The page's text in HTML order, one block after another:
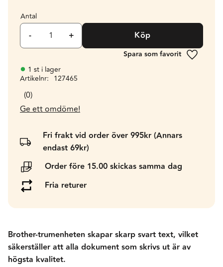
Antal
+
- Köp
Lägg till
1 st i lager
Artikelnr
127465
0
Ge ett omdöme!
Fri frakt vid order över 995kr (Annars
endast 69kr)
Order före 15.00 skickas samma dag
Fria returer
Brother-trumenheten skapar skarp svart text, vilket
säkerställer att alla dokument som skrivs ut är av
högsta kvalitet.